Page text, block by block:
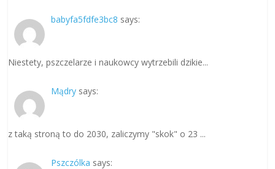
babyfa5fdfe3bc8 says:
Niestety, pszczelarze i naukowcy wytrzebili dzikie...
Mądry says:
z taką stroną to do 2030, zaliczymy "skok" o 23 ...
Pszczólka says: